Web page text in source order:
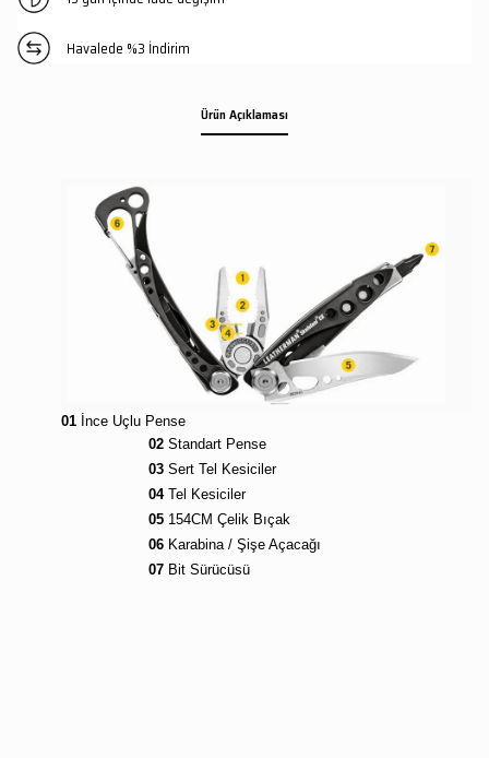
Havalede %3 İndirim
Ürün Açıklaması
01 İnce Uçlu Pense
02 Standart Pense
03 Sert Tel Kesiciler
04Tel Kesiciler
05 154CM Çelik Bıçak
06 Karabina / Şişe Açacağı
07 Bit Sürücüsü